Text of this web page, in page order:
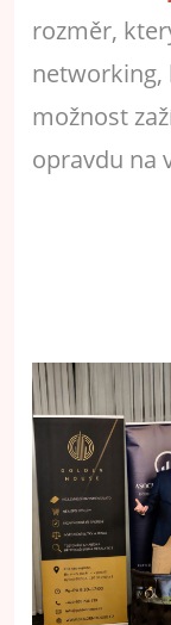
rozměr,
networking,
možnost
opravdu na